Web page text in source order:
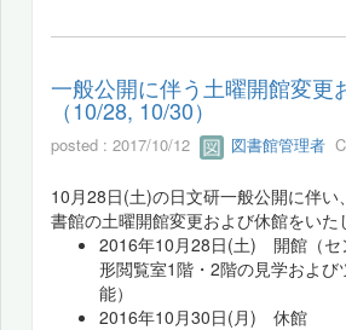
一般公開に伴う土曜開館変更
（10/28, 10/30）
posted : 2017/10/12 図書館管理者
10月28日(土)の日文研一般公開に伴い
書館の土曜開館変更および休館をいた
2016年10月28日(土) 開館（セ
形閲覧室1階・2階の見学および
能）
2016年10月30日(月) 休館